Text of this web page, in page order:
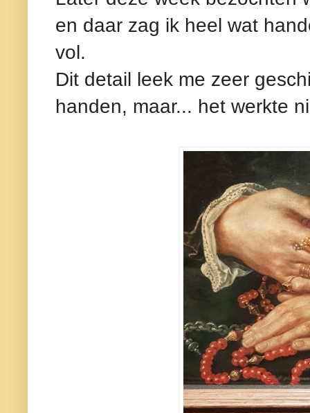
en daar zag ik heel wat
vol.
Dit detail leek me zeer
handen, maar... het werkte